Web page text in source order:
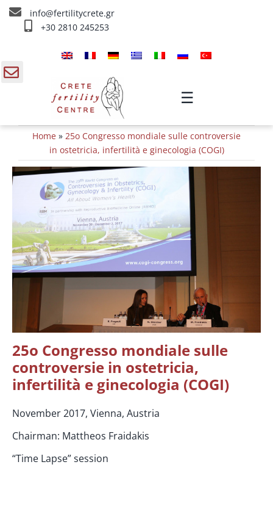
Skip
info@fertilitycrete.gr
+30 2810 245253
☰
Chi siamo
Trattamenti d’infertilità
Ringiovanimento & Fertilità
IV Trattamenti
Info
Contatta ci
Home » 25o Congresso mondiale sulle controversie
in ostetricia, infertilità e ginecologia (COGI)
25o Congresso mondiale sulle
controversie in ostetricia,
infertilità e ginecologia (COGI)
November 2017, Vienna, Austria
Chairman: Μattheos Fraidakis
“Time Lapse” session